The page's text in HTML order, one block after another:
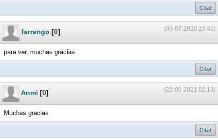
Citar
(06-07-2020 23:49)
farrango [0]
para ver, muchas gracias
Citar
(22-09-2021 02:13)
Anmi [0]
Muchas gracias
Citar